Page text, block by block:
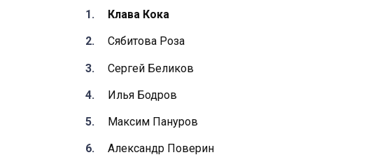
Клава Кока
Сябитова Роза
Сергей Беликов
Илья Бодров
Максим Пануров
Александр Поверин